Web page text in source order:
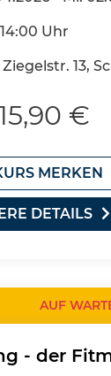
14:00 Uhr
13,
€
MERKEN
DETAILS
AUF
- der